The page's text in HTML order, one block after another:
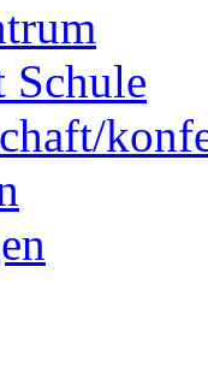
Schule